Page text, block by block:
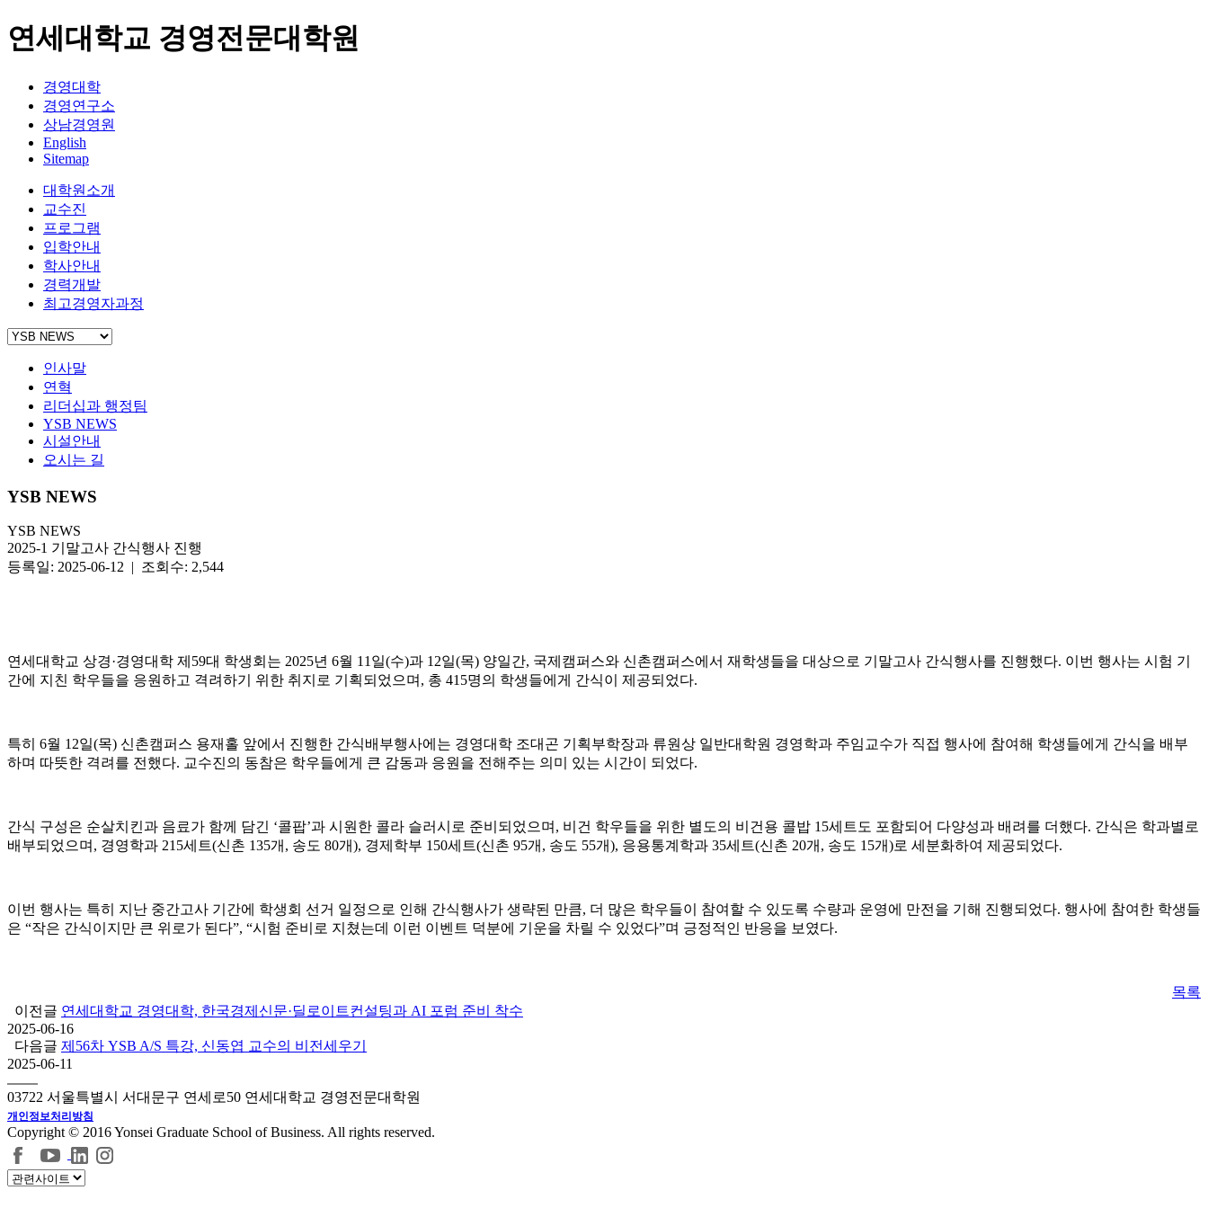
연세대학교 경영전문대학원
경영대학
경영연구소
상남경영원
English
Sitemap
대학원소개
교수진
프로그램
입학안내
학사안내
경력개발
최고경영자과정
인사말
연혁
리더십과 행정팀
YSB NEWS
시설안내
오시는 길
YSB NEWS
YSB NEWS
2025-1 기말고사 간식행사 진행
등록일: 2025-06-12 | 조회수: 2,544
연세대학교 상경·경영대학 제59대 학생회는 2025년 6월 11일(수)과 12일(목) 양일간, 국제캠퍼스와 신촌캠퍼스에서 재학생들을 대상으로 기말고사 간식행사를 진행했다. 이번 행사는 시험 기
간에 지친 학우들을 응원하고 격려하기 위한 취지로 기획되었으며, 총 415명의 학생들에게 간식이 제공되었다.
특히 6월 12일(목) 신촌캠퍼스 용재홀 앞에서 진행한 간식배부행사에는 경영대학 조대곤 기획부학장과 류원상 일반대학원 경영학과 주임교수가 직접 행사에 참여해 학생들에게 간식을 배부
하며 따뜻한 격려를 전했다. 교수진의 동참은 학우들에게 큰 감동과 응원을 전해주는 의미 있는 시간이 되었다.
간식 구성은 순살치킨과 음료가 함께 담긴 ‘콜팝’과 시원한 콜라 슬러시로 준비되었으며, 비건 학우들을 위한 별도의 비건용 콜밥 15세트도 포함되어 다양성과 배려를 더했다. 간식은 학과별로
배부되었으며, 경영학과 215세트(신촌 135개, 송도 80개), 경제학부 150세트(신촌 95개, 송도 55개), 응용통계학과 35세트(신촌 20개, 송도 15개)로 세분화하여 제공되었다.
이번 행사는 특히 지난 중간고사 기간에 학생회 선거 일정으로 인해 간식행사가 생략된 만큼, 더 많은 학우들이 참여할 수 있도록 수량과 운영에 만전을 기해 진행되었다. 행사에 참여한 학생들
은 “작은 간식이지만 큰 위로가 된다”, “시험 준비로 지쳤는데 이런 이벤트 덕분에 기운을 차릴 수 있었다”며 긍정적인 반응을 보였다.
목록
이전글 연세대학교 경영대학, 한국경제신문·딜로이트컨설팅과 AI 포럼 준비 착수
2025-06-16
다음글 제56차 YSB A/S 특강, 신동엽 교수의 비전세우기
2025-06-11
03722 서울특별시 서대문구 연세로50 연세대학교 경영전문대학원
개인정보처리방침
Copyright © 2016 Yonsei Graduate School of Business. All rights reserved.